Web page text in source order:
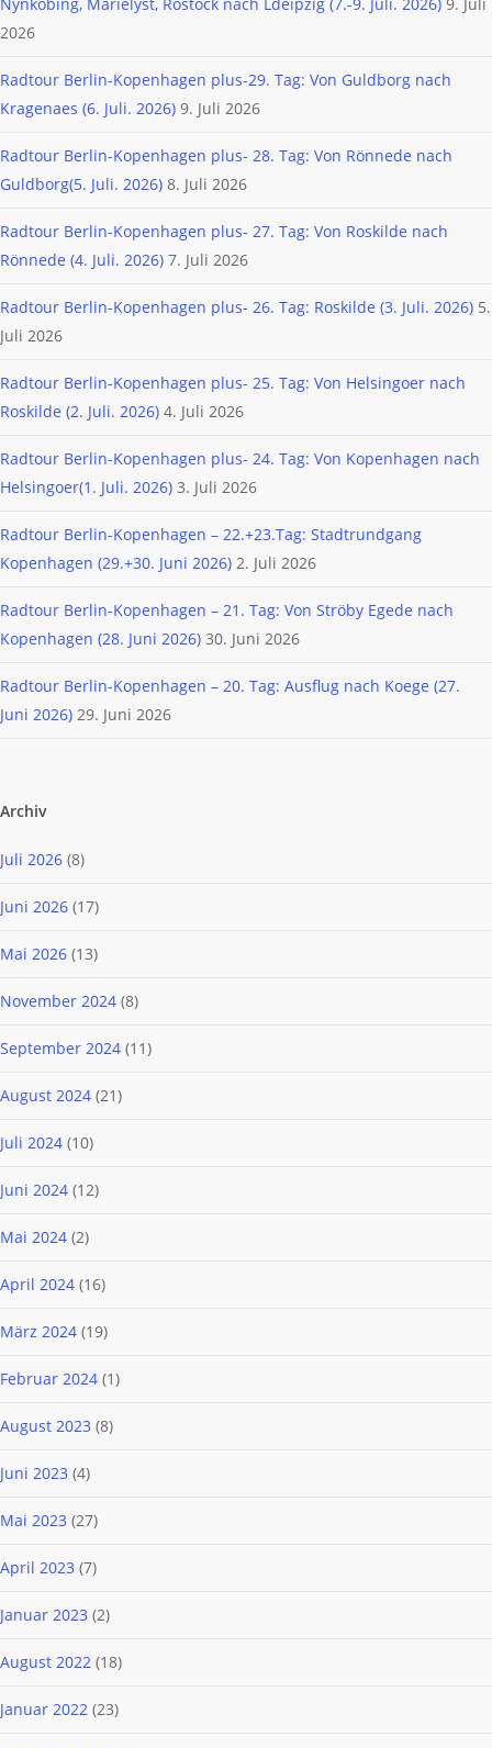
2026
Radtour Berlin-Kopenhagen plus-29. Tag: Von Guldborg nach
Kragenaes (6. Juli. 2026) 9. Juli 2026
Radtour Berlin-Kopenhagen plus- 28. Tag: Von Rönnede nach
Guldborg(5. Juli. 2026) 8. Juli 2026
Radtour Berlin-Kopenhagen plus- 27. Tag: Von Roskilde nach
Rönnede (4. Juli. 2026) 7. Juli 2026
Radtour Berlin-Kopenhagen plus- 26. Tag: Roskilde (3. Juli. 2026) 5.
Juli 2026
Radtour Berlin-Kopenhagen plus- 25. Tag: Von Helsingoer nach
Roskilde (2. Juli. 2026) 4. Juli 2026
Radtour Berlin-Kopenhagen plus- 24. Tag: Von Kopenhagen nach
Helsingoer(1. Juli. 2026) 3. Juli 2026
Radtour Berlin-Kopenhagen – 22.+23.Tag: Stadtrundgang
Kopenhagen (29.+30. Juni 2026) 2. Juli 2026
Radtour Berlin-Kopenhagen – 21. Tag: Von Ströby Egede nach
Kopenhagen (28. Juni 2026) 30. Juni 2026
Radtour Berlin-Kopenhagen – 20. Tag: Ausflug nach Koege (27.
Juni 2026) 29. Juni 2026
Archiv
Juli 2026 (8)
Juni 2026 (17)
Mai 2026 (13)
November 2024 (8)
September 2024 (11)
August 2024 (21)
Juli 2024 (10)
Juni 2024 (12)
Mai 2024 (2)
April 2024 (16)
März 2024 (19)
Februar 2024 (1)
August 2023 (8)
Juni 2023 (4)
Mai 2023 (27)
April 2023 (7)
Januar 2023 (2)
August 2022 (18)
Januar 2022 (23)